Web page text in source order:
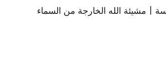
| مشيئة الله الخارجة من السماء